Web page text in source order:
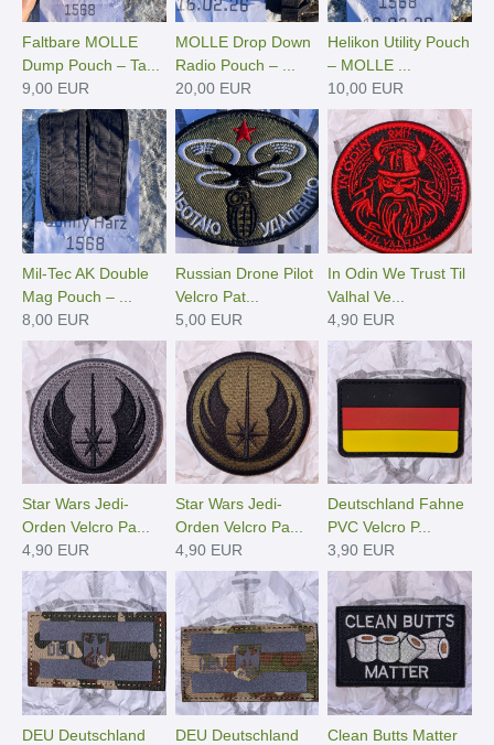
Faltbare MOLLE
Dump Pouch – Ta...
9,00 EUR
MOLLE Drop Down
Radio Pouch – ...
20,00 EUR
Helikon Utility Pouch
– MOLLE ...
10,00 EUR
Mil-Tec AK Double
Mag Pouch – ...
8,00 EUR
Russian Drone Pilot
Velcro Pat...
5,00 EUR
In Odin We Trust Til
Valhal Ve...
4,90 EUR
Star Wars Jedi-
Orden Velcro Pa...
4,90 EUR
Star Wars Jedi-
Orden Velcro Pa...
4,90 EUR
Deutschland Fahne
PVC Velcro P...
3,90 EUR
DEU Deutschland
DEU Deutschland
Clean Butts Matter